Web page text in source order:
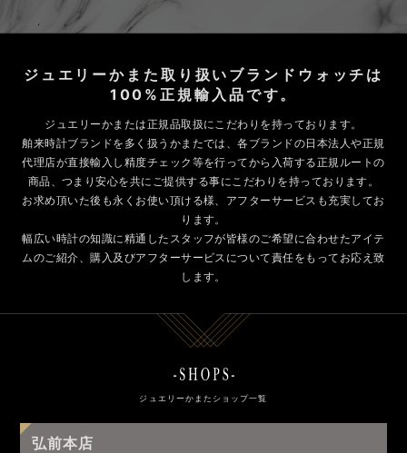
ジュエリーかまた取り扱いブランドウォッチは
100%正規輸入品です。
ジュエリーかまたは正規品取扱にこだわりを持っております。
舶来時計ブランドを多く扱うかまたでは、各ブランドの日本法人や正規
代理店が直接輸入し精度チェック等を行ってから入荷する正規ルートの
商品、つまり安心を共にご提供する事にこだわりを持っております。
お求め頂いた後も永くお使い頂ける様、アフターサービスも充実してお
ります。
幅広い時計の知識に精通したスタッフが皆様のご希望に合わせたアイテ
ムのご紹介、購入及びアフターサービスについて責任をもってお応え致
します。
ジュエリーかまたショップ一覧
弘前本店